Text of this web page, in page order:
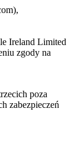
Ireland Limited
zgody na
poza
zabezpieczeń